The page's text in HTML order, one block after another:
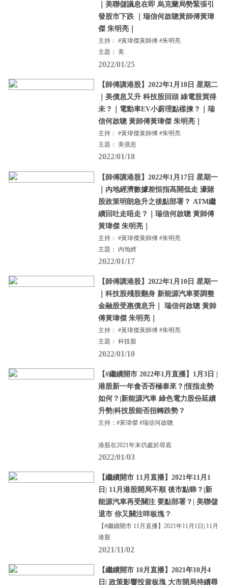
｜美聯儲議息在即 烏克蘭局勢緊張引
發股市下跌 ｜瑞信何啟聰黃師傅黃瑋
傑 朱明亮｜
主持： #黃瑋傑黃師傅 #朱明亮
主題： 美
2022/01/25
【師傅講港股】2022年1月18日 星期二
｜美債息又升 科技股回頭 綠電股買得
未？｜電動車EV小蔚理點樣揀？｜瑞
信何啟聰 黃師傅黃瑋傑 朱明亮｜
主持： #黃瑋傑黃師傅 #朱明亮
主題： 美債息
2022/01/18
【師傅講港股】2022年1月17日 星期一
｜內地經濟數據差恒指高開低走 濠賭
股政策明朗急升之後點部署？ ATM繼
續回吐走唔走？｜瑞信何啟聰 黃師傅
黃瑋傑 朱明亮｜
主持： #黃瑋傑黃師傅 #朱明亮
主題： 內地經
2022/01/17
【師傅講港股】2022年1月10日 星期一
｜科技股殘股翻身 新能源汽車要調整
金融股受惠債息升｜ 瑞信何啟聰 黃師
傅黃瑋傑 朱明亮｜
主持： #黃瑋傑黃師傅 #朱明亮
主題： 科技股
2022/01/10
【#繼續開市 2022年1月直播】1月3日 |
港股新一年會否否極泰來？|恆指走勢
如何？|新能源汽車 綠色電力股份延續
升勢|科技股能否扭轉跌勢？
主持：#黃瑋傑 #瑞信何啟聰
港股在2021年末仍處於尋底
2022/01/03
【繼續開市 11月直播】2021年11月1
日| 11月港股開局不順 後市點睇？|新
能源汽車再受關注 要點部署？| 美聯儲
退市 你又關注咩板塊？
【#繼續開市 11月直播】2021年11月1日| 11月
港股
2021/11/02
【繼續開市 10月直播】2021年10月4
日| 政策影響投資板塊 大市開局持續尋